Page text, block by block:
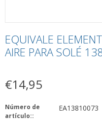
EQUIVALE
AIRE PARA SOLÉ
€14,95
Número de
artículo::
EA13810073